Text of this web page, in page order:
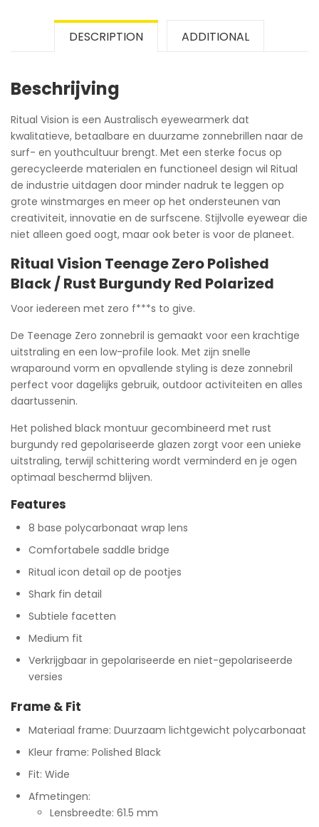
DESCRIPTION ADDITIONAL
Beschrijving
Ritual Vision is een Australisch eyewearmerk dat
kwalitatieve, betaalbare en duurzame zonnebrillen naar de
surf- en youthcultuur brengt. Met een sterke focus op
gerecycleerde materialen en functioneel design wil Ritual
de industrie uitdagen door minder nadruk te leggen op
grote winstmarges en meer op het ondersteunen van
creativiteit, innovatie en de surfscene. Stijlvolle eyewear die
niet alleen goed oogt, maar ook beter is voor de planeet.
Ritual Vision Teenage Zero Polished
Black / Rust Burgundy Red Polarized
Voor iedereen met zero f***s to give.
De Teenage Zero zonnebril is gemaakt voor een krachtige
uitstraling en een low-profile look. Met zijn snelle
wraparound vorm en opvallende styling is deze zonnebril
perfect voor dagelijks gebruik, outdoor activiteiten en alles
daartussenin.
Het polished black montuur gecombineerd met rust
burgundy red gepolariseerde glazen zorgt voor een unieke
uitstraling, terwijl schittering wordt verminderd en je ogen
optimaal beschermd blijven.
Features
8 base polycarbonaat wrap lens
Comfortabele saddle bridge
Ritual icon detail op de pootjes
Shark fin detail
Subtiele facetten
Medium fit
Verkrijgbaar in gepolariseerde en niet-gepolariseerde
versies
Frame & Fit
Materiaal frame: Duurzaam lichtgewicht polycarbonaat
Kleur frame: Polished Black
Fit: Wide
Afmetingen:
Lensbreedte: 61.5 mm